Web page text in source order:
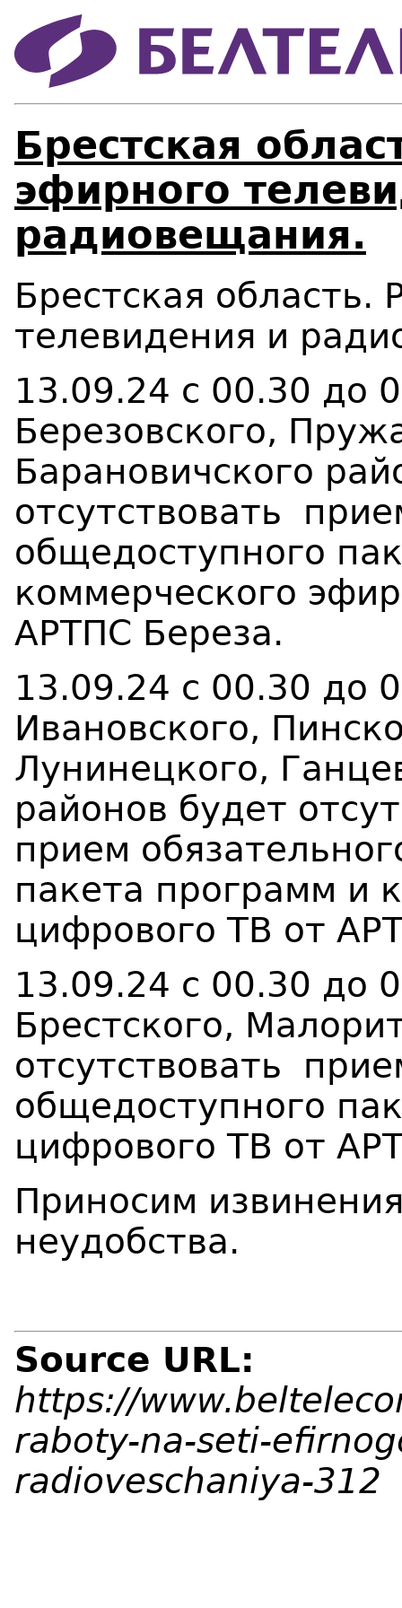
Брестская
эфирного
радиовещания.
Брестская область.
телевидения и
13.09.24 с 00.30 до
Березовского,
Барановичского
отсутствовать
общедоступного
коммерческого
АРТПС Береза.
13.09.24 с 00.30 до
Ивановского,
Лунинецкого,
районов будет
прием
пакета программ и
цифрового ТВ от
13.09.24 с 00.30 до
Брестского,
отсутствовать
общедоступного
цифрового ТВ от
Приносим
неудобства.
Source URL:
https://
raboty-na-seti-
radioveschaniya-312